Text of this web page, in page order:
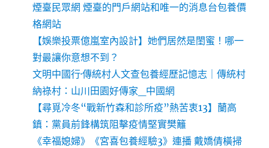
煙臺民眾網 煙臺的門戶網站和唯一的消息台包養價
格網站
【娛樂投票億嵐室內設計】她們居然是閨蜜！哪一
對最讓你意想不到？
文明中國行·傳統村人文查包養經歷記憶志｜傳統村
納祿村：山川田園好傳家_中國網
【尋覓冷冬“戰新竹森和診所疫”熱苦衷13】蘭高
鎮：黨員前鋒構筑阻擊疫情堅實樊籬
《幸福媳婦》《宮喜包養經驗3》連播 戴嬌倩橫掃